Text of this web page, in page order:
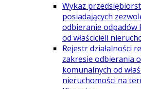
Wykaz
posiadających
odbieranie odpadów
od właścicieli
Rejestr działalności
zakresie odbierania
komunalnych od
nieruchomości na